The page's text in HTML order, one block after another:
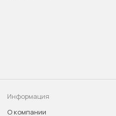
Информация
О компании